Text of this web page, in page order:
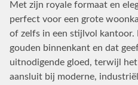
Met zijn royale formaat en
perfect voor een grote
of zelfs in een stijlvol kantoor.
gouden binnenkant en dat
uitnodigende gloed, terwijl
aansluit bij moderne,